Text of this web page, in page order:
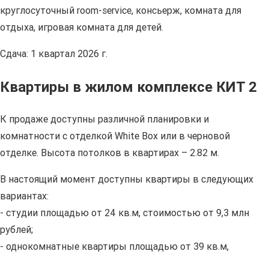
круглосуточный room-service, консьерж, комната для
отдыха, игровая комната для детей.
Сдача: 1 квартал 2026 г.
Квартиры в жилом комплексе КИТ 2
К продаже доступны различной планировки и
комнатности с отделкой White Box или в черновой
отделке. Высота потолков в квартирах – 2.82 м.
В настоящий момент доступны квартиры в следующих
вариантах:
- студии площадью от 24 кв.м, стоимостью от 9,3 млн
рублей;
- однокомнатные квартиры площадью от 39 кв.м,